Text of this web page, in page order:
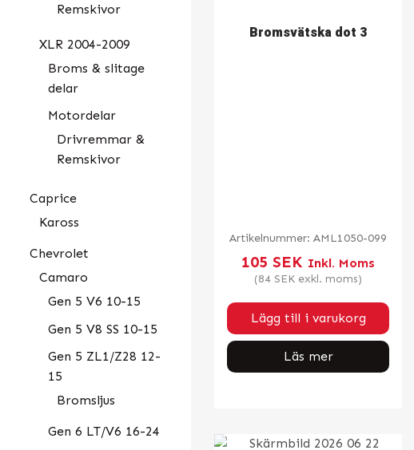
Remskivor
XLR 2004-2009
Broms & slitage
delar
Motordelar
Drivremmar &
Remskivor
Caprice
Kaross
Chevrolet
Camaro
Gen 5 V6 10-15
Gen 5 V8 SS 10-15
Gen 5 ZL1/Z28 12-
15
Bromsljus
Gen 6 LT/V6 16-24
Bromsvätska dot 3
Artikelnummer:AML1050-099
105 SEK Inkl. Moms
(84 SEK exkl. moms)
Lägg till i varukorg
Läs mer